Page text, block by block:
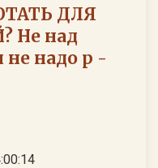
ДЛЯ
Не над
не надо р -